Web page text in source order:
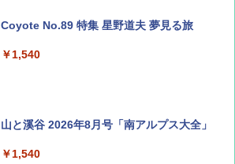
Coyote No.89 特集 星野道夫 夢見る旅
￥1,540
山と溪谷 2026年8月号「南アルプス大全」
￥1,540